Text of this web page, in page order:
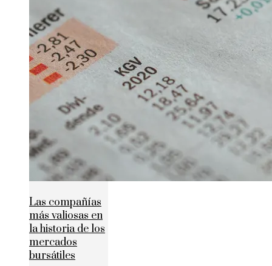
Las compañías
más valiosas en
la historia de los
mercados
bursátiles